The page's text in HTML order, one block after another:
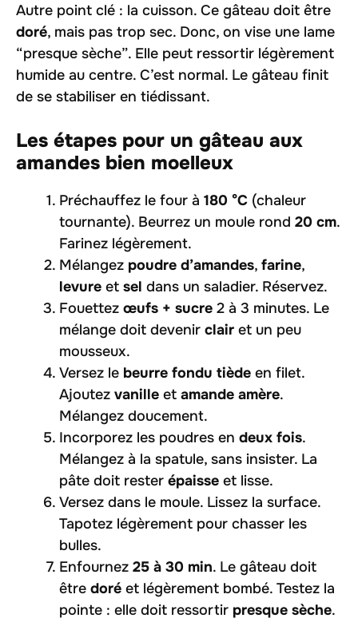
Autre point clé : la cuisson. Ce gâteau doit être
doré, mais pas trop sec. Donc, on vise une lame
“presque sèche”. Elle peut ressortir légèrement
humide au centre. C’est normal. Le gâteau finit
de se stabiliser en tiédissant.
Les étapes pour un gâteau aux
amandes bien moelleux
Préchauffez le four à 180 °C (chaleur
tournante). Beurrez un moule rond 20 cm.
Farinez légèrement.
Mélangez poudre d’amandes, farine,
levure et sel dans un saladier. Réservez.
Fouettez œufs + sucre 2 à 3 minutes. Le
mélange doit devenir clair et un peu
mousseux.
Versez le beurre fondu tiède en filet.
Ajoutez vanille et amande amère.
Mélangez doucement.
Incorporez les poudres en deux fois.
Mélangez à la spatule, sans insister. La
pâte doit rester épaisse et lisse.
Versez dans le moule. Lissez la surface.
Tapotez légèrement pour chasser les
bulles.
Enfournez 25 à 30 min. Le gâteau doit
être doré et légèrement bombé. Testez la
pointe : elle doit ressortir presque sèche.